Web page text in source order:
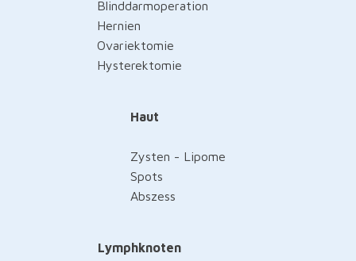
Blinddarmoperation
Hernien
Ovariektomie
Hysterektomie
Haut
Zysten - Lipome
Spots
Abszess
Lymphknoten